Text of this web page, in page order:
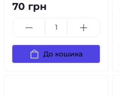
70 грн
До кошика